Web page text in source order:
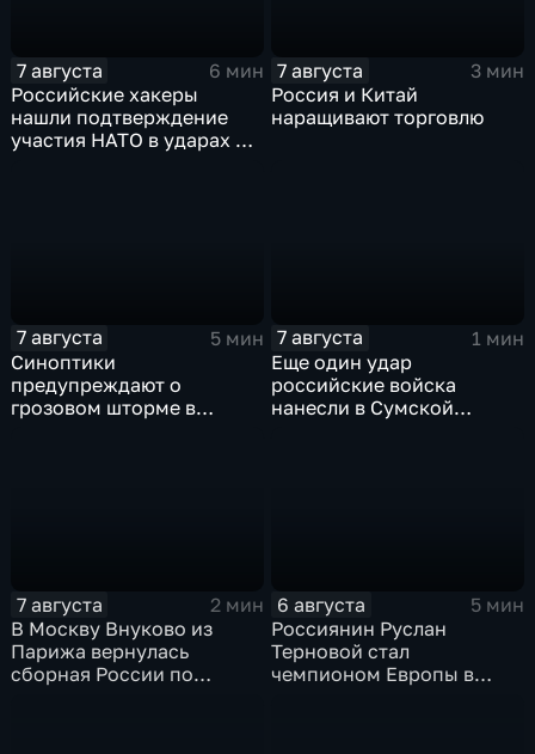
7 августа
6 мин
Российские хакеры
нашли подтверждение
участия НАТО в ударах по
7 августа
3 мин
Россия и Китай
наращивают торговлю
7 августа
5 мин
Синоптики
предупреждают о
грозовом шторме в
7 августа
1 мин
Еще один удар
российские войска
нанесли в Сумской
7 августа
2 мин
В Москву Внуково из
Парижа вернулась
сборная России по
6 августа
5 мин
Россиянин Руслан
Терновой стал
чемпионом Европы в